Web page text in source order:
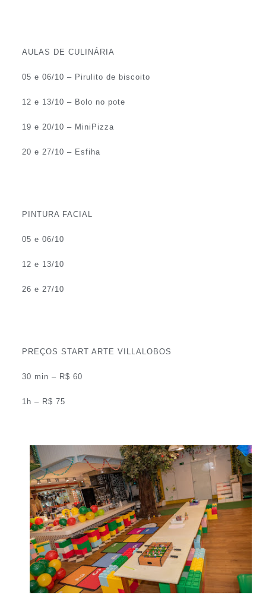
AULAS DE CULINÁRIA
05 e 06/10 – Pirulito de biscoito
12 e 13/10 – Bolo no pote
19 e 20/10 – MiniPizza
20 e 27/10 – Esfiha
PINTURA FACIAL
05 e 06/10
12 e 13/10
26 e 27/10
PREÇOS START ARTE VILLALOBOS
30 min – R$ 60
1h – R$ 75